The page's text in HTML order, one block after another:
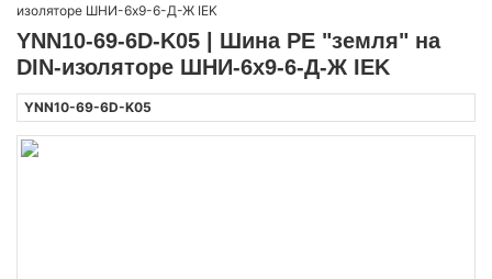
изоляторе ШНИ-6х9-6-Д-Ж IEK
YNN10-69-6D-K05 | Шина PE "земля" на
DIN-изоляторе ШНИ-6х9-6-Д-Ж IEK
YNN10-69-6D-K05